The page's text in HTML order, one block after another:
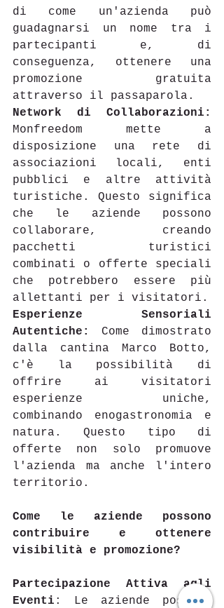
di come un'azienda può
guadagnarsi un nome tra i
partecipanti e, di
conseguenza, ottenere una
promozione gratuita
attraverso il passaparola.
Network di Collaborazioni:
Monfreedom mette a
disposizione una rete di
associazioni locali, enti
pubblici e altre attività
turistiche. Questo significa
che le aziende possono
collaborare, creando
pacchetti turistici
combinati o offerte speciali
che potrebbero essere più
Esperienze Sensoriali
Autentiche:
Come dimostrato
dalla cantina Marco Botto,
c'è la possibilità di
offrire ai visitatori
esperienze uniche,
combinando enogastronomia e
natura. Questo tipo di
offerte non solo promuove
l'azienda ma anche l'intero
territorio.
Come le aziende possono
contribuire e ottenere
visibilità e promozione?
Partecipazione Attiva agli
Eventi : Le aziende possono